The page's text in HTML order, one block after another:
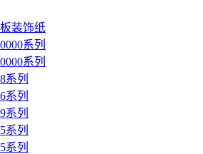
装饰纸
系列
系列
系列
系列
系列
系列
系列